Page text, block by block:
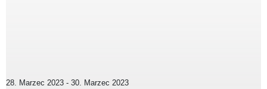
28. Marzec 2023 - 30. Marzec 2023